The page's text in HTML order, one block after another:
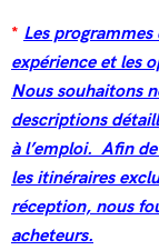
* Les
expérience et les
Nous souhaitons
descriptions
à l’emploi. Afin
les itinéraires
réception, nous
acheteurs.